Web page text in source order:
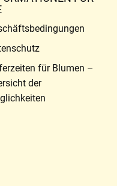
für Blumen –
der